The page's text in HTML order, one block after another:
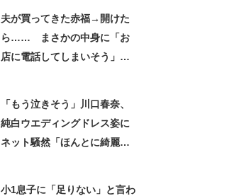
夫が買ってきた赤福→開けた
ら…… まさかの中身に「お
店に電話してしまいそう」
「もう泣きそう」川口春奈、
純白ウエディングドレス姿に
ネット騒然「ほんとに綺麗」
小1息子に「足りない」と言わ